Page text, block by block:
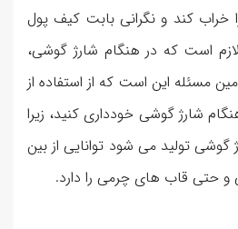
خراب کند و نگرانی بابت کیف پول
است که در هنگام شارژ گوشی،
مسئله این است که از استفاده از
شارژ گوشی خودداری کنید، زیرا
گوشی تولید می شود توانایی از بین
حتی قاب های چرمی را دارد.